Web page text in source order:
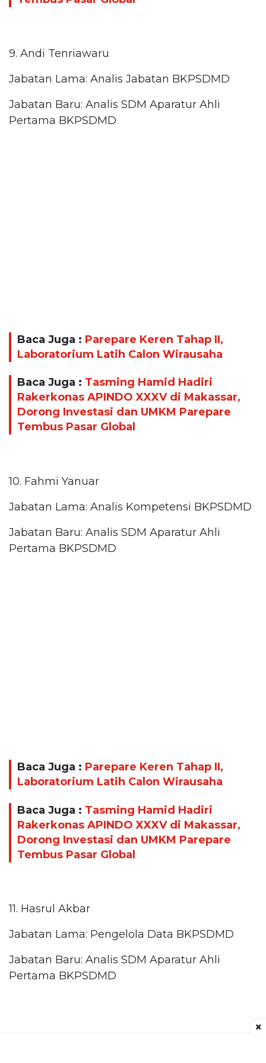
9. Andi Tenriawaru
Jabatan Lama: Analis Jabatan BKPSDMD
Jabatan Baru: Analis SDM Aparatur Ahli
Pertama BKPSDMD
Baca Juga : Parepare Keren Tahap II,
Laboratorium Latih Calon Wirausaha
Baca Juga : Tasming Hamid Hadiri
Rakerkonas APINDO XXXV di Makassar,
Dorong Investasi dan UMKM Parepare
Tembus Pasar Global
10. Fahmi Yanuar
Jabatan Lama: Analis Kompetensi BKPSDMD
Jabatan Baru: Analis SDM Aparatur Ahli
Pertama BKPSDMD
Baca Juga : Parepare Keren Tahap II,
Laboratorium Latih Calon Wirausaha
Baca Juga : Tasming Hamid Hadiri
Rakerkonas APINDO XXXV di Makassar,
Dorong Investasi dan UMKM Parepare
Tembus Pasar Global
11. Hasrul Akbar
Jabatan Lama: Pengelola Data BKPSDMD
Jabatan Baru: Analis SDM Aparatur Ahli
Pertama BKPSDMD
×